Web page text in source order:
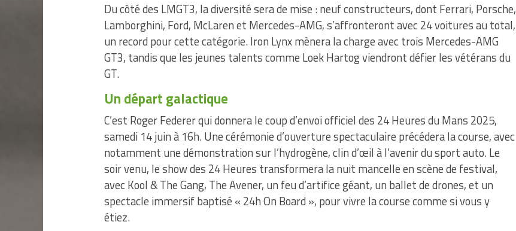
Du côté des LMGT3, la diversité sera de mise : neuf constructeurs, dont Ferrari, Porsche,
Lamborghini, Ford, McLaren et Mercedes-AMG, s’affronteront avec 24 voitures au total,
un record pour cette catégorie. Iron Lynx mènera la charge avec trois Mercedes-AMG
GT3, tandis que les jeunes talents comme Loek Hartog viendront défier les vétérans du
GT.
Un départ galactique
C’est Roger Federer qui donnera le coup d’envoi officiel des 24 Heures du Mans 2025,
samedi 14 juin à 16h. Une cérémonie d’ouverture spectaculaire précédera la course, avec
notamment une démonstration sur l’hydrogène, clin d’œil à l’avenir du sport auto. Le
soir venu, le show des 24 Heures transformera la nuit mancelle en scène de festival,
avec Kool & The Gang, The Avener, un feu d’artifice géant, un ballet de drones, et un
spectacle immersif baptisé « 24h On Board », pour vivre la course comme si vous y
étiez.